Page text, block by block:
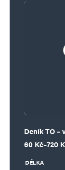
Deník TO –
60 Kč–720
Rozpětí cen:
DÉLKA